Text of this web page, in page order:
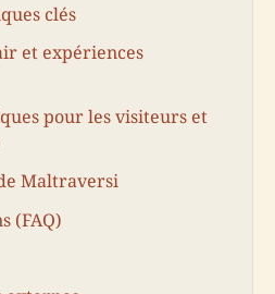
clés
et expériences
pour les visiteurs et
Maltraversi
(FAQ)